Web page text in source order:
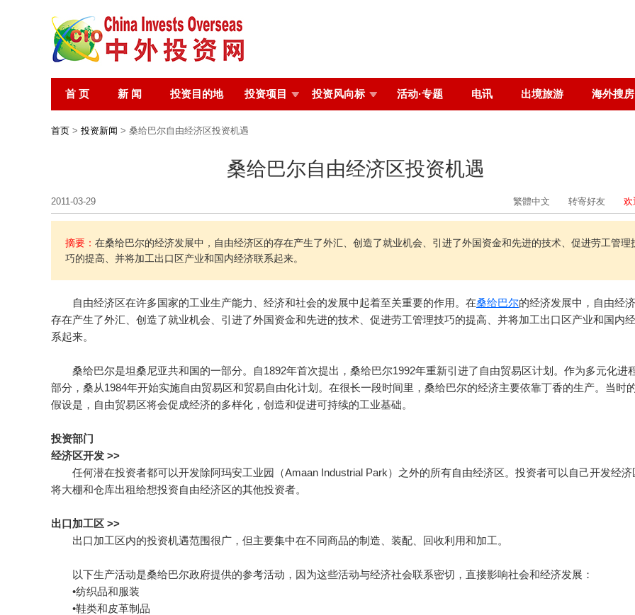
首 页 新 闻 投资目的地 投资项目 投资风向标 活动·专题 电讯 出境旅游 海外搜房
首页 > 投资新闻 > 桑给巴尔自由经济区投资机遇
桑给巴尔自由经济区投资机遇
2011-03-29 繁體中文 转寄好友 欢
摘要： 在桑给巴尔的经济发展中，自由经济区的存在产生了外汇、创造了就业机会、引进了外国资金和先进的技术、促进劳工管理
巧的提高、并将加工出口区产业和国内经济联系起来。
自由经济区在许多国家的工业生产能力、经济和社会的发展中起着至关重要的作用。在桑给巴尔的经济发展中，自由经
存在产生了外汇、创造了就业机会、引进了外国资金和先进的技术、促进劳工管理技巧的提高、并将加工出口区产业和国内
系起来。
桑给巴尔是坦桑尼亚共和国的一部分。自1892年首次提出，桑给巴尔1992年重新引进了自由贸易区计划。作为多元化进
部分，桑从1984年开始实施自由贸易区和贸易自由化计划。在很长一段时间里，桑给巴尔的经济主要依靠丁香的生产。当时
假设是，自由贸易区将会促成经济的多样化，创造和促进可持续的工业基础。
投资部门
经济区开发 >>
任何潜在投资者都可以开发除阿玛安工业园（Amaan Industrial Park）之外的所有自由经济区。投资者可以自己开发经济
将大棚和仓库出租给想投资自由经济区的其他投资者。
出口加工区 >>
出口加工区内的投资机遇范围很广，但主要集中在不同商品的制造、装配、回收利用和加工。
以下生产活动是桑给巴尔政府提供的参考活动，因为这些活动与经济社会联系密切，直接影响社会和经济发展：
•纺织品和服装
•鞋类和皮革制品